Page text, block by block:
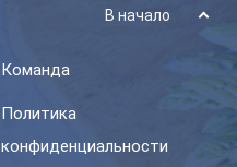
В начало
Команда
Политика
конфиденциальности